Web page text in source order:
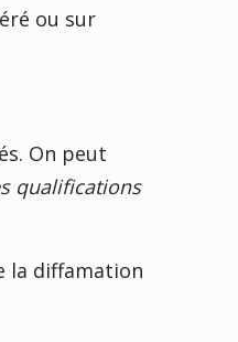
ou sur
On peut
qualifications
la diffamation